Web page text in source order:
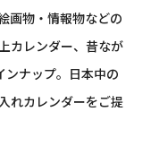
画物・情報物などの
カレンダー、昔なが
ンナップ。日本中の
れカレンダーをご提